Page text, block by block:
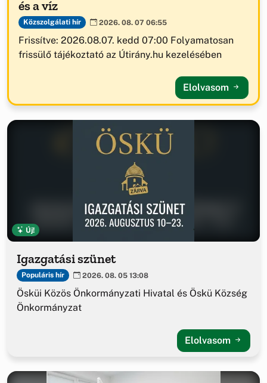
és a víz
Közszolgálati hír 2026. 08. 07 06:55
Frissítve: 2026.08.07. kedd 07:00 Folyamatosan
frissülő tájékoztató az Útirány.hu kezelésében
Elolvasom
Új!
Igazgatási szünet
Populáris hír 2026. 08. 05 13:08
Ösküi Közös Önkormányzati Hivatal és Öskü Község
Önkormányzat
Elolvasom